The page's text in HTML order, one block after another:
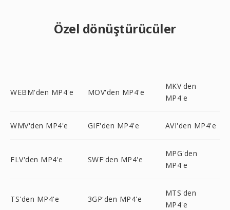
Özel dönüştürücüler
WEBM'den MP4'e MOV'den MP4'e
MKV'den
MP4'e
WMV'den MP4'e GIF'den MP4'e AVI'den MP4'e
FLV'den MP4'e SWF'den MP4'e
MPG'den
MP4'e
TS'den MP4'e 3GP'den MP4'e
MTS'den
MP4'e